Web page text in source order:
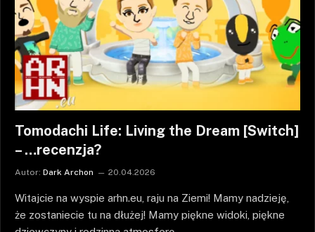
Tomodachi Life: Living the Dream [Switch]
– …recenzja?
Autor: Dark Archon 20.04.2026
Witajcie na wyspie arhn.eu, raju na Ziemi! Mamy nadzieję,
że zostaniecie tu na dłużej! Mamy piękne widoki, piękne